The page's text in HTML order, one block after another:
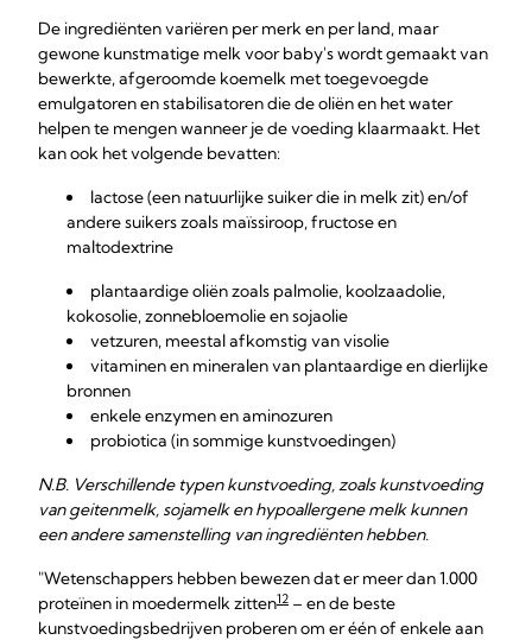
De ingrediënten variëren per merk en per land, maar
gewone kunstmatige melk voor baby's wordt gemaakt van
bewerkte, afgeroomde koemelk met toegevoegde
emulgatoren en stabilisatoren die de oliën en het water
helpen te mengen wanneer je de voeding klaarmaakt. Het
kan ook het volgende bevatten:
lactose (een natuurlijke suiker die in melk zit) en/of
andere suikers zoals maïssiroop, fructose en
maltodextrine
plantaardige oliën zoals palmolie, koolzaadolie,
kokosolie, zonnebloemolie en sojaolie
vetzuren, meestal afkomstig van visolie
vitaminen en mineralen van plantaardige en dierlijke
bronnen
enkele enzymen en aminozuren
probiotica (in sommige kunstvoedingen)
N.B. Verschillende typen kunstvoeding, zoals kunstvoeding
van geitenmelk, sojamelk en hypoallergene melk kunnen
een andere samenstelling van ingrediënten hebben.
"Wetenschappers hebben bewezen dat er meer dan 1.000
proteïnen in moedermelk zitten12 – en de beste
kunstvoedingsbedrijven proberen om er één of enkele aan